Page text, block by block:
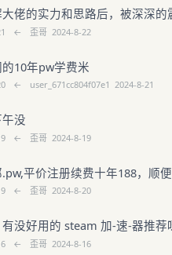
佬的实力和思路后，被深深
← 歪哥 2024-8-22
10年pw学费米
← user_671cc804f07e1 2024-8-21
没
← 歪哥 2024-8-19
平价注册续费十年188，顺
← 歪哥 2024-8-20
没好用的 steam 加-速-器推荐
← 歪哥 2024-8-16